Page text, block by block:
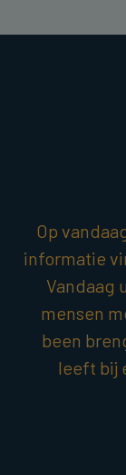
Op
informatie
Vandaag
mensen
been
leeft bij